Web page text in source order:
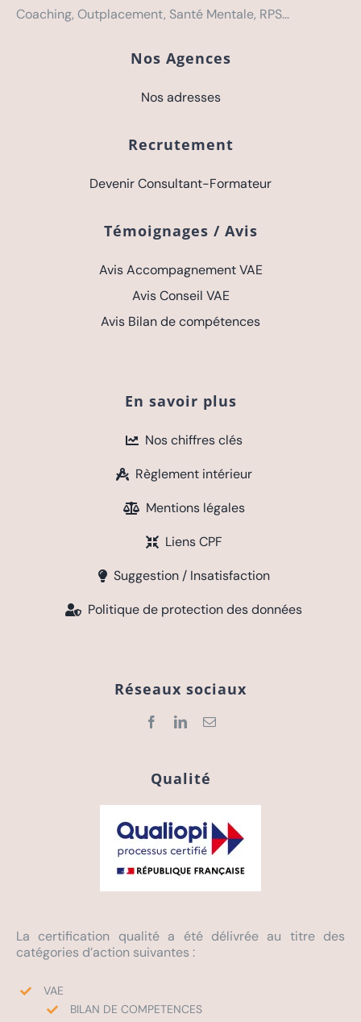
Coaching, Outplacement, Santé Mentale, RPS…
Nos Agences
Nos adresses
Recrutement
Devenir Consultant-Formateur
Témoignages / Avis
Avis Accompagnement VAE
Avis Conseil VAE
Avis Bilan de compétences
En savoir plus
Nos chiffres clés
Règlement intérieur
Mentions légales
Liens CPF
Suggestion / Insatisfaction
Politique de protection des données
Réseaux sociaux
Qualité
La certification qualité a été délivrée au titre des
catégories d’action suivantes :
VAE
BILAN DE COMPETENCES